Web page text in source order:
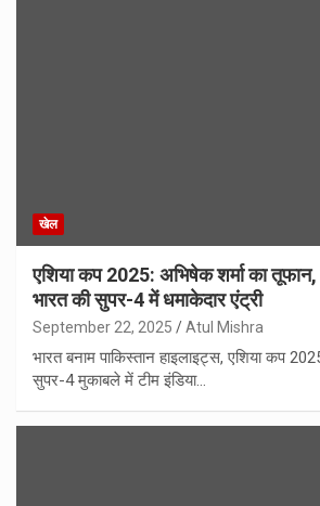
खेल
एशिया कप 2025: अभिषेक शर्मा का तूफान,
भारत की सुपर-4 में धमाकेदार एंट्री
September 22, 2025 Atul Mishra
भारत बनाम पाकिस्तान हाइलाइट्स, एशिया कप
सुपर-4 मुकाबले में टीम इंडिया…